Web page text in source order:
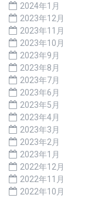
2024年1月
2023年12月
2023年11月
2023年10月
2023年9月
2023年8月
2023年7月
2023年6月
2023年5月
2023年4月
2023年3月
2023年2月
2023年1月
2022年12月
2022年11月
2022年10月